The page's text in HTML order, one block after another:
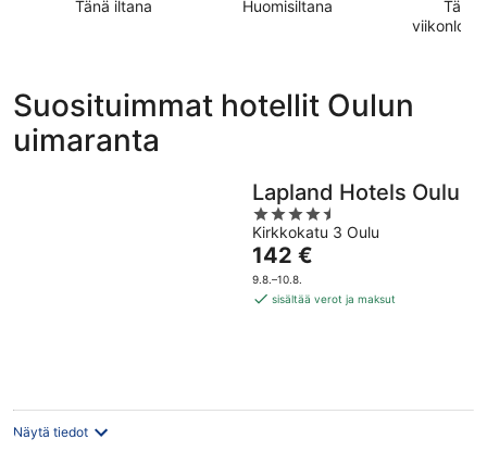
Tänä iltana
kohdetta
Oulun
uimaranta
täksi
Huomisiltana
kohdetta
Oulun
8.8.
9.8.
Tänä
kohdetta
Suosituimmat hotellit Oulun
uimaranta
Lapland Hotels Oulu
4.5
out
of
5
Kirkkokatu 3 Oulu
Hinta
on
142 €
142 €
9.8.–10.8.
sisältää verot ja maksut
Näytä tiedot